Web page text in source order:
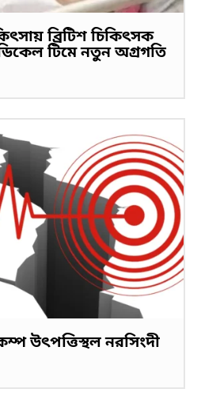
ব্রিটিশ চিকিৎসক
টিমে নতুন অগ্রগতি
উৎপত্তিস্থল নরসিংদী